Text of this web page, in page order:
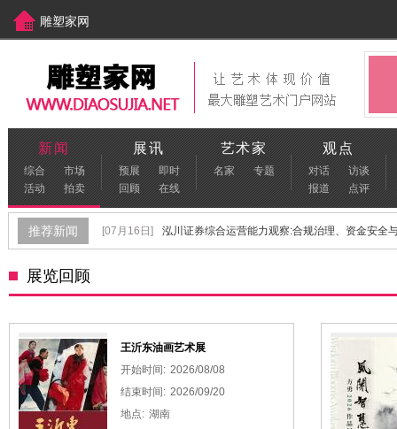
雕塑家网
新闻
综合
市场
活动
拍卖
展讯
预展
即时
回顾
在线
艺术家
名家 专题
观点
对话
访谈
报道
点评
推荐新闻 [07月16日] 泓川证券综合运营能力观察:合规治理、资金安全
[08月04日] "羊城陶韵 陶脉同源"特展盛大启幕 葆光美陶文化
展览回顾
王沂东油画艺术展
开始时间: 2026/08/08
结束时间: 2026/09/20
地点: 湖南